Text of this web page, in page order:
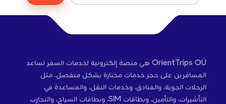
OrientTrips OÜ هي منصة إلكترونية لخدمات السفر تساعد
المسافرين على حجز خدمات مختارة بشكل منفصل، مثل
الرحلات الجوية، والفنادق، وخدمات النقل، والمساعدة في
التأشيرات، والتأمين، وبطاقات SIM، وبطاقات السياح، والتجارب